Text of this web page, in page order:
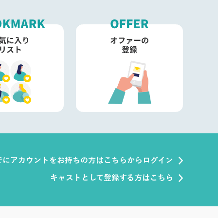
にアカウントをお持ちの方はこちらからログイン
キャストとして登録する方はこちら